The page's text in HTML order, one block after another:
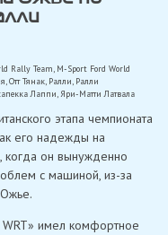
Rally Team, M-Sport Ford World
,Отт Тянак, Ралли, Ралли
Лаппи,Яри-Матти Латвала
этапа чемпионата
его надежды на
когда он вынужденно
с машиной, из-за
WRT» имел комфортное